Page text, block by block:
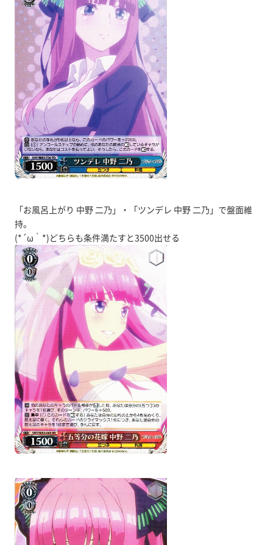
「お風呂上がり 中野 二乃」・「ツンデレ 中野 二乃」で盤面維
持。
(*´ω｀*)どちらも条件満たすと3500出せる